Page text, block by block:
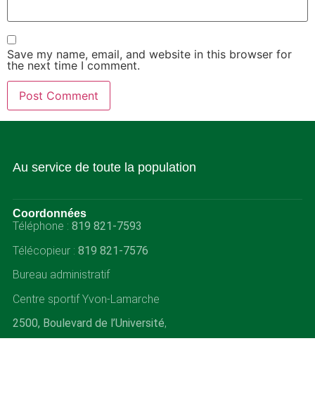
Save my name, email, and website in this browser for
the next time I comment.
Au service de toute la population
Coordonnées
Téléphone : 819 821-7593
Télécopieur : 819 821-7576
Bureau administratif
Centre sportif Yvon-Lamarche
2500, Boulevard de l’Université,